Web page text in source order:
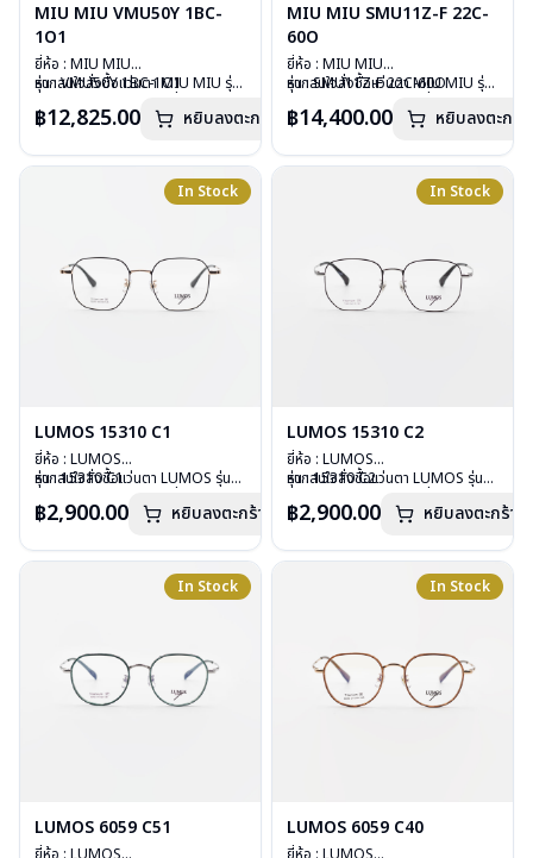
MIU MIU VMU50Y 1BC-
1O1
ยี่ห้อ : MIU MIU
รุ่น : VMU50Y 1BC-1O1
เลนส์ : Demo Lens
น้ำหนัก : 22 กรัม
อุปกรณ์ : กล่องแว่น , ผ้าเช็ดแว่น
หากสนใจสั่งชื้อแว่นตา MIU MIU รุ่น
กรุณาติดต่อเราคลิก
฿12,825.00 หยิบลงตะกร้า
MIU MIU SMU11Z-F 22C-
60O
ยี่ห้อ : MIU MIU
รุ่น : SMU11Z-F 22C-60O
เลนส์ : กันแดดสีฟ้า
น้ำหนัก : 24 กรัม
อุปกรณ์ : กล่องแว่น , ผ้าเช็ดแว่น
หากสนใจสั่งชื้อแว่นตา MIU MIU รุ่น
กรุณาติดต่อเราคลิก
฿14,400.00 หยิบลงตะกร้า
In Stock
LUMOS 15310 C1
ยี่ห้อ : LUMOS
รุ่น : 15310 C1
เลนส์ : Demo Lens
น้ำหนัก : 16 กรัม
อุปกรณ์ : กล่องแว่น , ผ้าเช็ดแว่น
หากสนใจสั่งชื้อแว่นตา LUMOS รุ่น
กรุณาติดต่อเราคลิก
฿2,900.00 หยิบลงตะกร้า
In Stock
LUMOS 15310 C2
ยี่ห้อ : LUMOS
รุ่น : 15310 C2
เลนส์ : Demo Lens
น้ำหนัก : 16 กรัม
อุปกรณ์ : กล่องแว่น , ผ้าเช็ดแว่น
หากสนใจสั่งชื้อแว่นตา LUMOS รุ่น
กรุณาติดต่อเราคลิก
฿2,900.00 หยิบลงตะกร้า
In Stock
LUMOS 6059 C51
In Stock
LUMOS 6059 C40